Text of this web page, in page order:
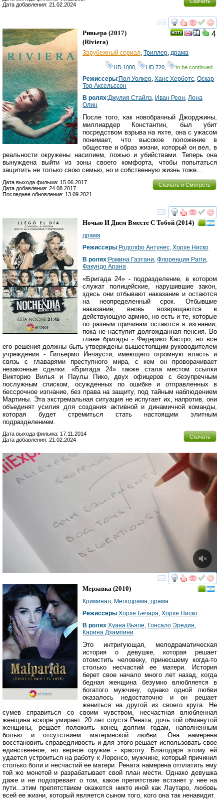
Дата добавления: 21.02.2024
смотреть
4
Ривьера (2017)
(Riviera)
Зарубежный сериал, Триллер, драма
HD 1080 HD 720 to be continued...
Режиссеры:Пол Уолкер, Ханс Херботс, Оскар
Тор Аксельссон
В ролях:Джулия Стайлз, Иван Реон, Лена
Олин
После того, как новобрачный Джорджины,
миллиардер Константин, был убит
посредством взрыва на яхте, она с ужасом
понимает, что высокое положение в
обществе и образ жизни, который он вел, в
реальности окружены насилием, ложью и убийствами. Теперь она
вынуждена выйти из зоны своего комфорта, чтобы попытаться
защитить не только свою семью, но и собственную жизнь тоже…
Скачать и Смотреть
Дата выхода фильма: 15.06.2017
Дата добавления: 24.08.2017
Последнее обновление: 13.09.2021
смотреть
Ночью И Днем Вместе С Тобой (2014)
драма
Режиссеры:Родолфо Антунес Хорхе Ниско
В ролях:Ромина Гаэтани Флоренция Рагги
Факундо Арана
«Бригада 24» - подразделение, в котором
служат полицейские, нарушившие закон,
здесь они отбывают наказание и остаются
на неопределенный срок. Отбывшие
наказание, вновь возвращаются в
действующую армию, но есть и те, которые
по разным причинам остаются в изгнании,
пока не наступит долгожданная пенсия. Во
главе бригады - Федерико Кастро, но все
его решения должны быть утверждены вышестоящим руководителем
учреждения - Гильермо Инчаусти, имеющего огромную власть и
связь с главарями преступного мира, с кем он проворачивает
незаконные сделки. «Бригада 24» также стала местом ссылки
Викторио Вилья и Паулы Пико, двух офицеров с безупречным
послужным списком, осужденных по ошибке и отправленных в
бессрочное изгнание, без права на защиту, под тайным наблюдением
Мартины. Эта экстремальная ситуация не испугает их, напротив, они
объединят усилия для создания активной и динамичной команды,
которая будет стремиться стать настоящим элитным
подразделением.
Скачать
Дата выхода фильма: 17.11.2014
Дата добавления: 21.02.2024
смотреть
Мерзавка (2010)
Криминал, Мелодрама, драма
Режиссеры:Хорхе Бечара, Хорхе Ниско
В ролях:Хуана Вьяле, Гонсало Эредия,
Карина Дзампини
Это интригующая, мелодраматическая
история о девушке, которая решает
отомстить человеку, принесшему когда-то
столько несчастий ее матери. История
берет свое начало много лет назад, когда
бедная женщина безумно влюбляется в
богатого мужчину, однако одной любви
оказалось недостаточно и он решает
жениться на другой из своего круга. Не
сумев справиться со своим чувством, несчастная влюбленная
женщина вскоре умирает. 20 лет спустя Рената, дочь той обманутой
женщины, решает положить конец долгим годам, наполненным
болью и отсутствием материнской любви. Она намерена
восстановить справедливость и для этого решает использовать свое
единственное, но верное оружие - красоту. Благодаря этому ей
удается устроиться на работу к Лоренсо, мужчине, который причинил
столько боли и несчастий ее матери. Рената намерена отплатить ему
той же монетой и разрабатывает свой план мести. Однако девушка
даже и не подозревает о том, какое препятствие встанет у нее на
пути...этим препятствием окажется никто иной как Лаутаро, любовь
всей ее жизни, который является сыном того, кого она так ненавидит.